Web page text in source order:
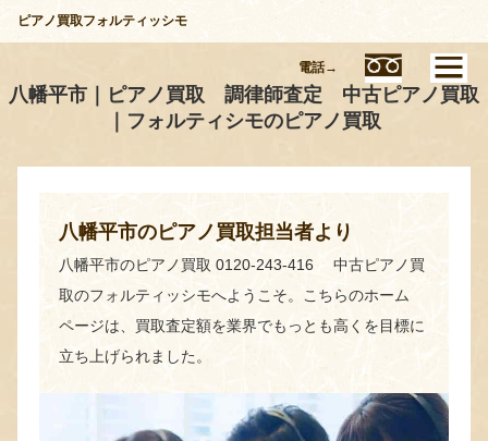
ピアノ買取フォルティッシモ
八幡平市｜ピアノ買取 調律師査定 中古ピアノ買取
｜フォルティシモのピアノ買取
八幡平市のピアノ買取担当者より
八幡平市のピアノ買取 0120-243-416 中古ピアノ買
取のフォルティッシモへようこそ。こちらのホーム
ページは、買取査定額を業界でもっとも高くを目標に
立ち上げられました。
電話→